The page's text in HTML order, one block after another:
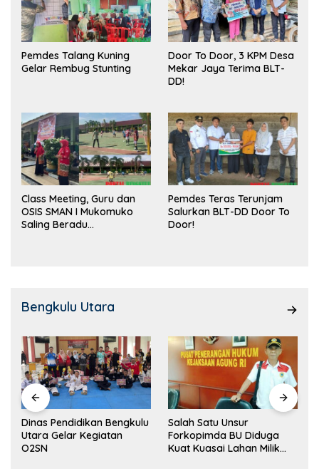
Pemdes Talang Kuning
Gelar Rembug Stunting
Door To Door, 3 KPM Desa
Mekar Jaya Terima BLT-
DD!
Class Meeting, Guru dan
OSIS SMAN I Mukomuko
Saling Beradu
Pemdes Teras Terunjam
Salurkan BLT-DD Door To
Door!
Bengkulu Utara
Dinas Pendidikan Bengkulu
Utara Gelar Kegiatan
O2SN
Salah Satu Unsur
Forkopimda BU Diduga
Kuat Kuasai Lahan Milik